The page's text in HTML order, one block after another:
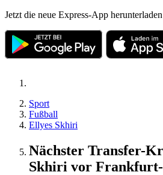
Jetzt die neue Express-App
Sport
Fußball
Ellyes Skhiri
Nächster Transfer-
Skhiri vor Frankfurt-